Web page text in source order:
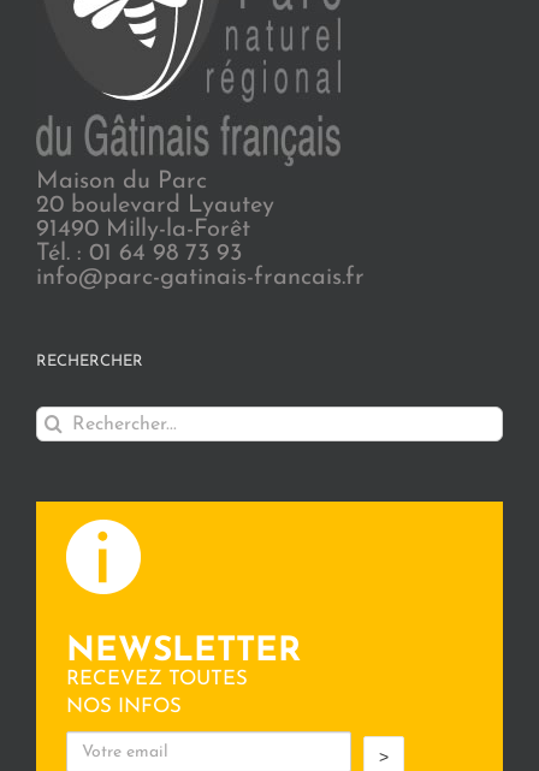
Maison du Parc
20 boulevard Lyautey
91490 Milly-la-Forêt
Tél. : 01 64 98 73 93
info@parc-gatinais-francais.fr
RECHERCHER
Rechercher:
NEWSLETTER
RECEVEZ TOUTES
NOS INFOS
>